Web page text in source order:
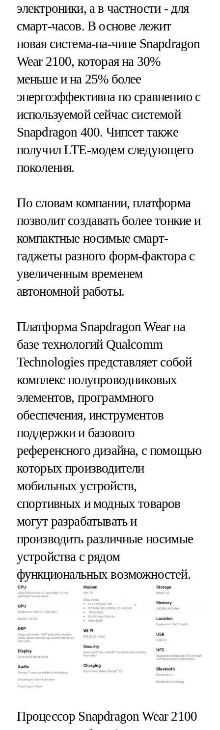
электроники, а в частности - для
смарт-часов. В основе лежит
новая система-на-чипе Snapdragon
Wear 2100, которая на 30%
меньше и на 25% более
энергоэффективна по сравнению с
используемой сейчас системой
Snapdragon 400. Чипсет также
получил LTE-модем следующего
поколения.
По словам компании, платформа
позволит создавать более тонкие и
компактные носимые смарт-
гаджеты разного форм-фактора с
увеличенным временем
автономной работы.
Платформа Snapdragon Wear на
базе технологий Qualcomm
Technologies представляет собой
комплекс полупроводниковых
элементов, программного
обеспечения, инструментов
поддержки и базового
референсного дизайна, с помощью
которых производители
мобильных устройств,
спортивных и модных товаров
могут разрабатывать и
производить различные носимые
устройства с рядом
функциональных возможностей.
Процессор Snapdragon Wear 2100